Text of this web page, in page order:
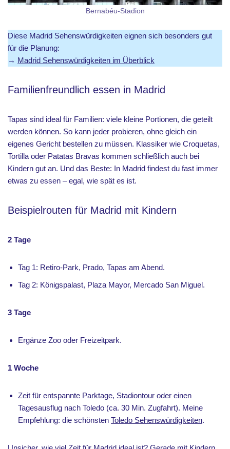
Bernabéu-Stadion
Diese Madrid Sehenswürdigkeiten eignen sich besonders gut
für die Planung:
→ Madrid Sehenswürdigkeiten im Überblick
Familienfreundlich essen in Madrid
Tapas sind ideal für Familien: viele kleine Portionen, die geteilt
werden können. So kann jeder probieren, ohne gleich ein
eigenes Gericht bestellen zu müssen. Klassiker wie Croquetas,
Tortilla oder Patatas Bravas kommen schließlich auch bei
Kindern gut an. Und das Beste: In Madrid findest du fast immer
etwas zu essen – egal, wie spät es ist.
Beispielrouten für Madrid mit Kindern
2 Tage
Tag 1: Retiro-Park, Prado, Tapas am Abend.
Tag 2: Königspalast, Plaza Mayor, Mercado San Miguel.
3 Tage
Ergänze Zoo oder Freizeitpark.
1 Woche
Zeit für entspannte Parktage, Stadiontour oder einen
Tagesausflug nach Toledo (ca. 30 Min. Zugfahrt). Meine
Empfehlung: die schönsten Toledo Sehenswürdigkeiten.